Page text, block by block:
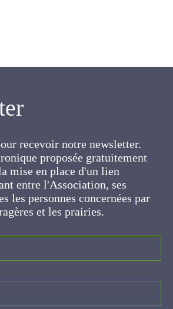
proposée
l'AFPF vise la mise en place
et vivant entre l'Association,
toutes les personnes
cultures fourragères et les